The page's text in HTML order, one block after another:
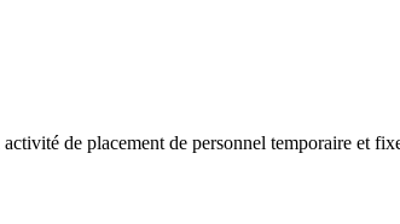
de placement de personnel temporaire et